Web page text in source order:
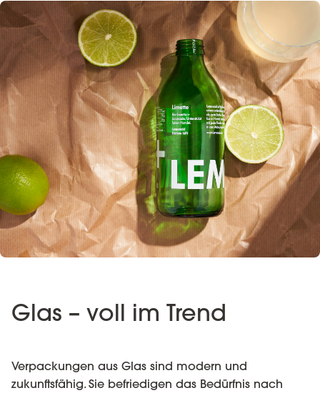
Glas – voll im Trend
Verpackungen aus Glas sind modern und
zukunftsfähig. Sie befriedigen das Bedürfnis nach